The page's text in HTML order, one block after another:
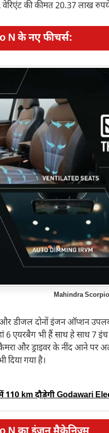
की कीमत 20.37 लाख रुपये
N के नए फीचर्स:
Mahindra
और डीजल दोनों इंजन ऑप्शन
6 एयरबैग भी हैं साथ हे साथ 7
और ड्राइवर के नींद आने पर
गया है।
110 km दौड़ेगी Godawari